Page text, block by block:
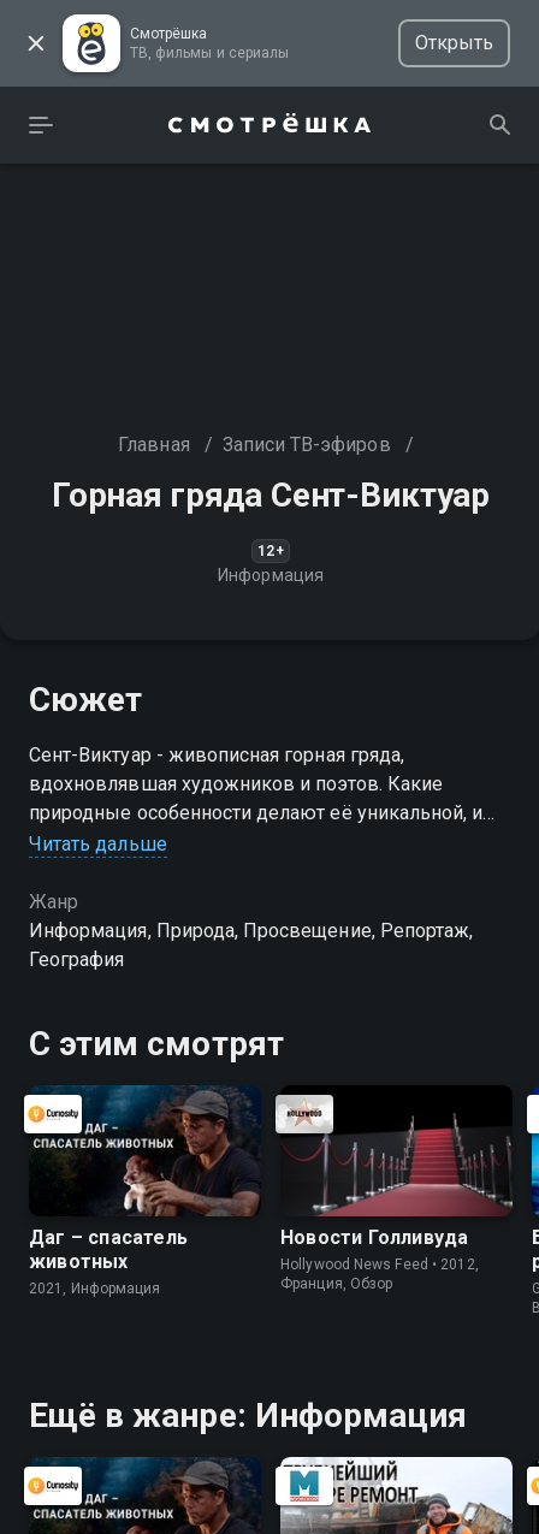
Смотрёшка
ТВ, фильмы и сериалы
Открыть
Главная / Записи ТВ-эфиров /
Горная гряда Сент-Виктуар
12+
Информация
Сюжет
Сент-Виктуар - живописная горная гряда,
вдохновлявшая художников и поэтов. Какие
природные особенности делают её уникальной, и
какую роль она играет в истории региона?
Читать дальше
Жанр
Информация, Природа, Просвещение, Репортаж,
География
С этим смотрят
Даг – спасатель
животных
2021, Информация
Новости Голливуда
Hollywood News Feed • 2012,
Франция, Обзор
Ещё в жанре: Информация